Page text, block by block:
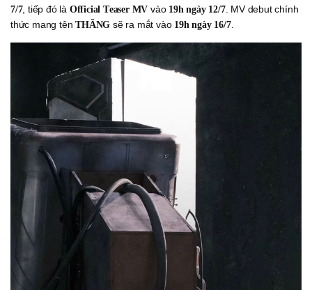
7/7, tiếp đó là Official Teaser MV vào 19h ngày 12/7. MV debut chính
thức mang tênTHĂNG sẽ ra mắt vào 19h ngày 16/7.